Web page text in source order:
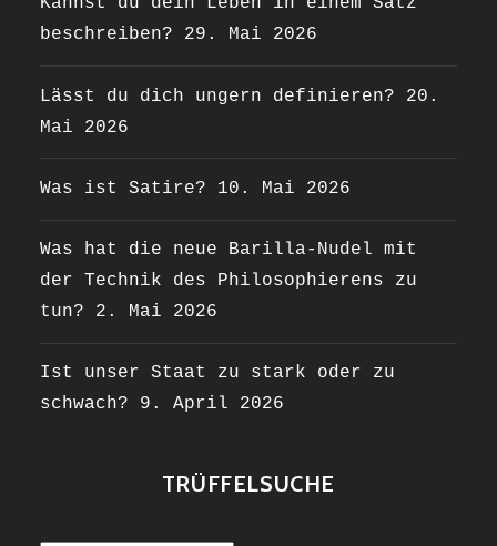
beschreiben?
29. Mai 2026
Lässt du dich ungern definieren?
20.
Mai 2026
Was ist Satire? 10. Mai 2026
Was hat die neue Barilla-Nudel mit
der Technik des Philosophierens zu
tun?
2. Mai 2026
Ist unser Staat zu stark oder zu
schwach?
9. April 2026
TRÜFFELSUCHE